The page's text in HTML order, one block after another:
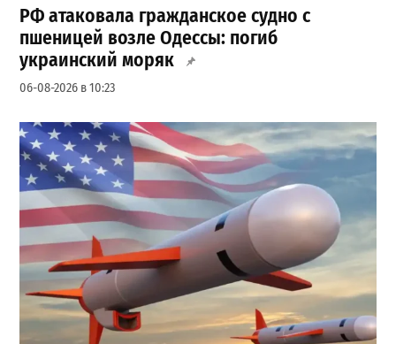
РФ атаковала гражданское судно с
пшеницей возле Одессы: погиб
украинский моряк
06-08-2026 в 10:23